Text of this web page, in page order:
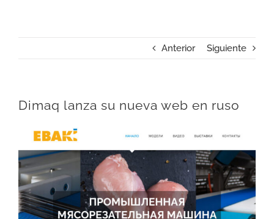
Anterior Siguiente
Dimaq lanza su nueva web en ruso
imagen
más
grande